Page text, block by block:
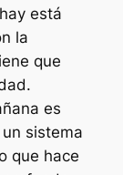
está
la
que
es
sistema
que hace